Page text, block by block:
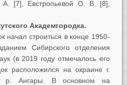
[7], Евстропьевой О. В. [8],
Академгородка.
начал строиться в конце 1950-
Сибирского отделения
(в 2019 году отмечалось его
расположился на окраине г.
р. Ангары. В основном на